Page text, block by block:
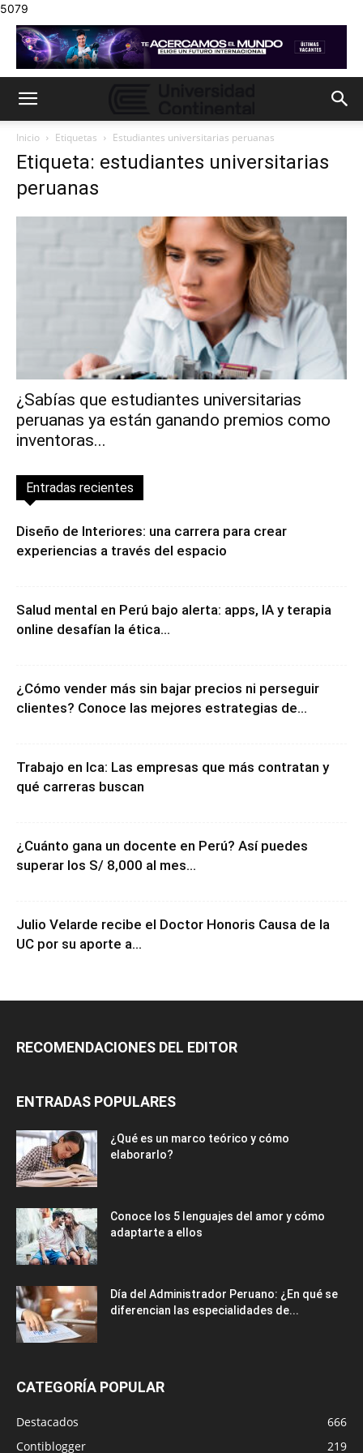
5079
Inicio Etiquetas Estudiantes universitarias peruanas
Etiqueta: estudiantes universitarias
peruanas
¿Sabías que estudiantes universitarias
peruanas ya están ganando premios como
inventoras...
Entradas recientes
Diseño de Interiores: una carrera para crear
experiencias a través del espacio
Salud mental en Perú bajo alerta: apps, IA y terapia
online desafían la ética...
¿Cómo vender más sin bajar precios ni perseguir
clientes? Conoce las mejores estrategias de...
Trabajo en Ica: Las empresas que más contratan y
qué carreras buscan
¿Cuánto gana un docente en Perú? Así puedes
superar los S/ 8,000 al mes...
Julio Velarde recibe el Doctor Honoris Causa de la
UC por su aporte a...
RECOMENDACIONES DEL EDITOR
ENTRADAS POPULARES
¿Qué es un marco teórico y cómo
elaborarlo?
Conoce los 5 lenguajes del amor y cómo
adaptarte a ellos
Día del Administrador Peruano: ¿En qué se
diferencian las especialidades de...
CATEGORÍA POPULAR
Destacados
666
Contiblogger
219